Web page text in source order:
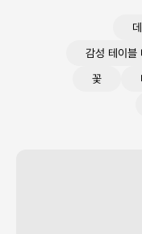
감성 테이블
꽃